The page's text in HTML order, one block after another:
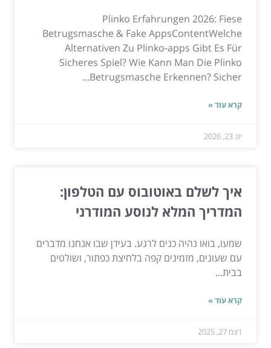
Plinko Erfahrungen 2026: Fiese
Betrugsmasche & Fake AppsContentWelche
Alternativen Zu Plinko-apps Gibt Es Für
Sicheres Spiel? Wie Kann Man Die Plinko
Betrugsmasche Erkennen? Sicher...
קרא עוד »
יונ 23, 2026
איך לשלם באוטובוס עם הטלפון:
המדריך המלא לנוסע המודרני
שמעו, בואו נהיה כנים לרגע. בעידן שבו אנחנו מדברים
עם שעונים, מזמינים קפה בלחיצת כפתור, ושולטים
בבית...
קרא עוד »
דצמ 27, 2025